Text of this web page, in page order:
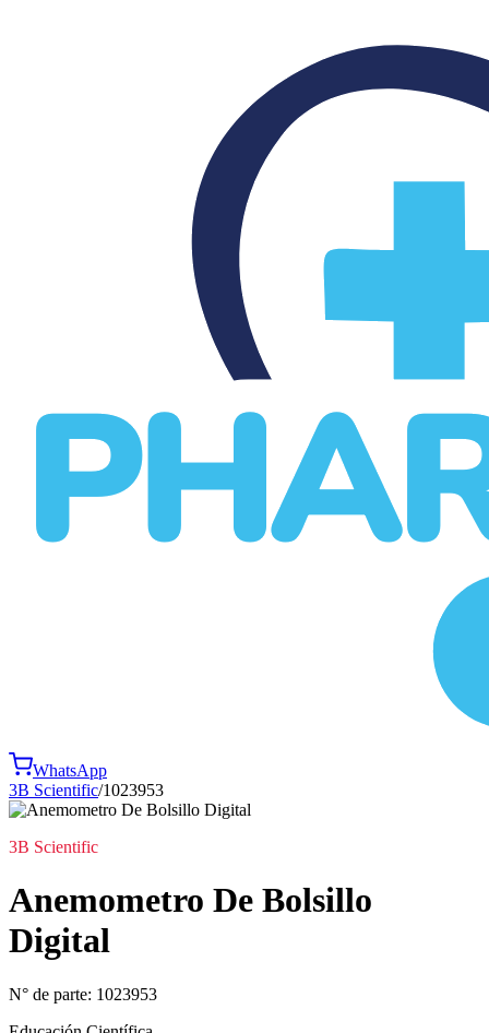
WhatsApp
3B Scientific/1023953
3B Scientific
Anemometro De Bolsillo
Digital
N° de parte: 1023953